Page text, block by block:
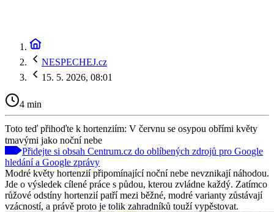
NESPECHEJ.cz
15. 5. 2026, 08:01
4 min
Toto teď přihoďte k hortenziím: V červnu se osypou obřími květy
tmavými jako noční nebe
Přidejte si obsah Centrum.cz do oblíbených zdrojů pro Google
hledání a Google zprávy
Modré květy hortenzií připomínající noční nebe nevznikají náhodou.
Jde o výsledek cílené práce s půdou, kterou zvládne každý. Zatímco
růžové odstíny hortenzií patří mezi běžné, modré varianty zůstávají
vzácností, a právě proto je tolik zahradníků touží vypěstovat.